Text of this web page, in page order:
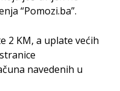
“Pomozi.ba”.
2 KM, a uplate većih
navedenih u